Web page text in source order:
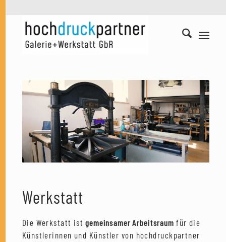
Werkstatt
Die Werkstatt ist gemeinsamer Arbeitsraum für die
Künstlerinnen und Künstler von hochdruckpartner